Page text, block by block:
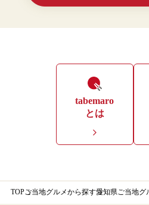
tabemaro
とは
TOPご当地グルメから探す愛知県ご当地グ